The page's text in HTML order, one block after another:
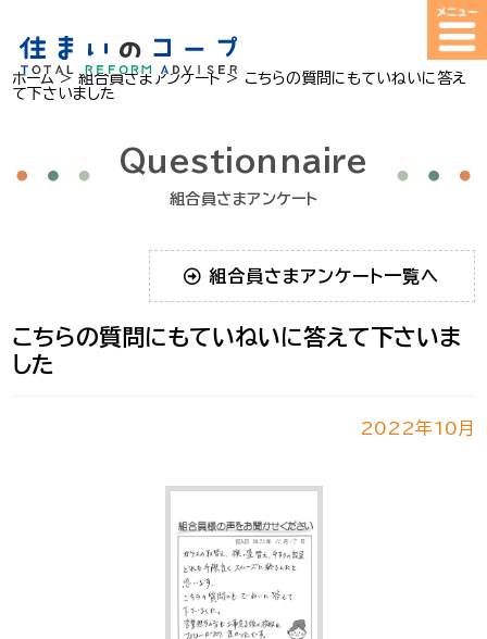
ホーム>組合員さまアンケート> こちらの質問にもていねいに答え
て下さいました
Questionnaire
組合員さまアンケート
組合員さまアンケート一覧へ
こちらの質問にもていねいに答えて下さいま
した
2022年10月